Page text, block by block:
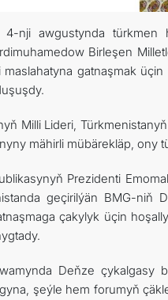
nji awgustynda türkmen
Birleşen
gatnaşmak
Milli Lideri,
mähirli mübärekläp, ony
Prezidenti
geçirilýän BMG-niň
çakylyk üçin
Deňze çykalgasy
şeýle hem forumyň